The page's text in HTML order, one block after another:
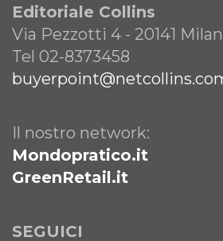
Editoriale Collins
Via Pezzotti 4 - 20141
Tel 02-8373458
Il nostro network:
Mondopratico.it
GreenRetail.it
SEGUICI